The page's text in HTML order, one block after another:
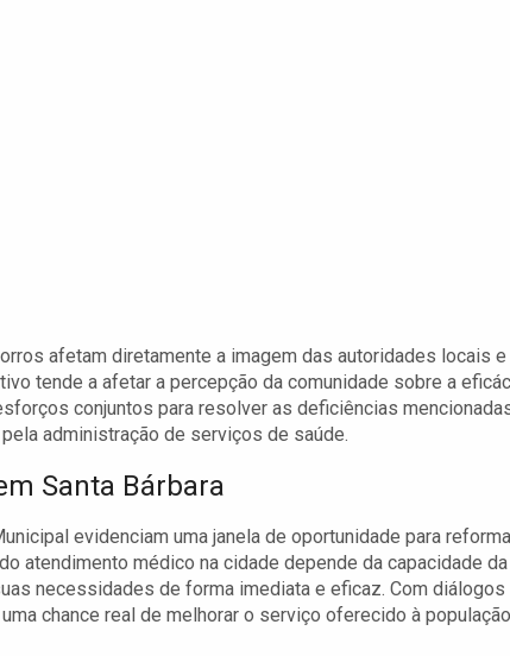
afetam diretamente a imagem das autoridades locais e
tende a afetar a percepção da comunidade sobre a
conjuntos para resolver as deficiências
administração de serviços de saúde.
Santa Bárbara
evidenciam uma janela de oportunidade para
atendimento médico na cidade depende da capacidade da
necessidades de forma imediata e eficaz. Com diálogos
chance real de melhorar o serviço oferecido à